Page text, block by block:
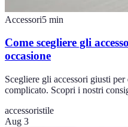
Accessori5 min
Come scegliere gli
occasione
Scegliere gli accessori giusti
complicato. Scopri i nostri
accessoristile
Aug 3